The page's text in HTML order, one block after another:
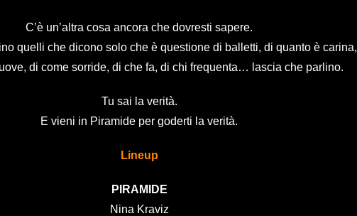
C’è un’altra cosa ancora che dovresti sapere.
quelli che dicono solo che è questione di balletti, di quanto è carina,
di come sorride, di che fa, di chi frequenta… lascia che parlino.
Tu sai la verità.
E vieni in Piramide per goderti la verità.
Lineup
PIRAMIDE
Nina Kraviz